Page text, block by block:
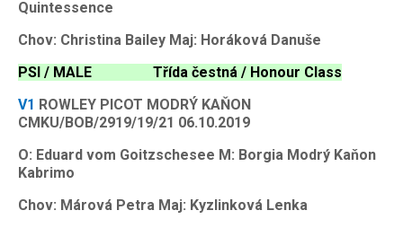
Quintessence
Chov: Christina Bailey Maj: Horáková Danuše
PSI / MALE Třída čestná / Honour Class
V1 ROWLEY PICOT MODRÝ KAŇON
CMKU/BOB/2919/19/21 06.10.2019
O: Eduard vom Goitzschesee M: Borgia Modrý Kaňon
Kabrimo
Chov: Márová Petra Maj: Kyzlinková Lenka